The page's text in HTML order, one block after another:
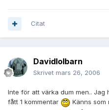
Citat
Davidlolbarn
Skrivet mars 26, 2006
Inte för att värka dum men..
fått 1 kommentar
Känns som